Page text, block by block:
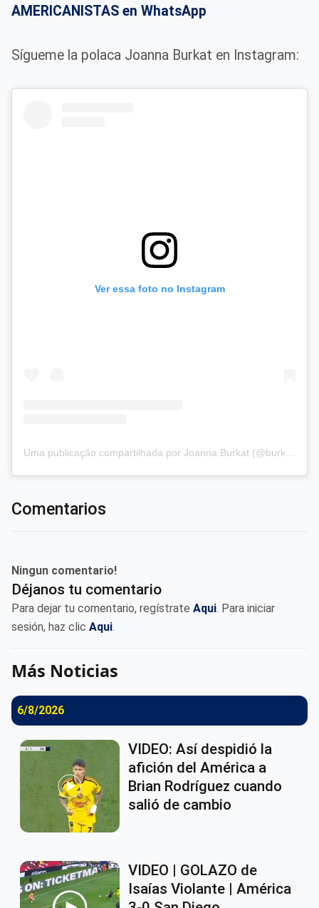
AMERICANISTAS en WhatsApp
Sígueme la polaca Joanna Burkat en Instagram:
Ver essa foto no Instagram
Comentarios
Ningun comentario!
Déjanos tu comentario
Para dejar tu comentario, regístrate Aqui. Para iniciar
sesión, haz clic Aqui.
Más Noticias
6/8/2026
VIDEO: Así despidió la
afición del América a
Brian Rodríguez cuando
salió de cambio
VIDEO | GOLAZO de
Isaías Violante | América